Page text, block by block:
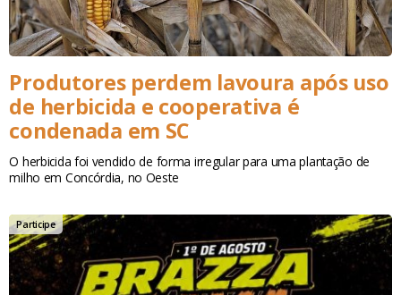
Produtores perdem lavoura após uso
de herbicida e cooperativa é
condenada em SC
O herbicida foi vendido de forma irregular para uma plantação de
milho em Concórdia, no Oeste
Participe